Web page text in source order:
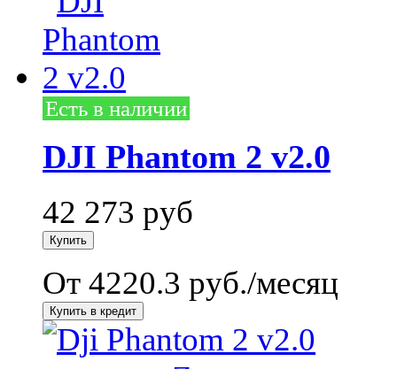
Есть в наличии
DJI Phantom 2 v2.0
42 273 руб
От 4220.3 руб./месяц